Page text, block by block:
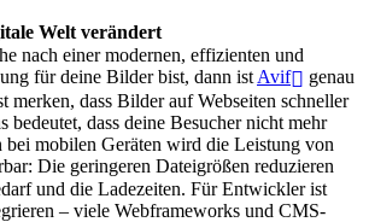
Welt verändert
nach einer modernen, effizienten und
für deine Bilder bist, dann ist Avif
genau
merken, dass Bilder auf Webseiten schneller
bedeutet, dass deine Besucher nicht mehr
bei mobilen Geräten wird die Leistung von
Die geringeren Dateigrößen reduzieren
und die Ladezeiten. Für Entwickler ist
– viele Webframeworks und CMS-